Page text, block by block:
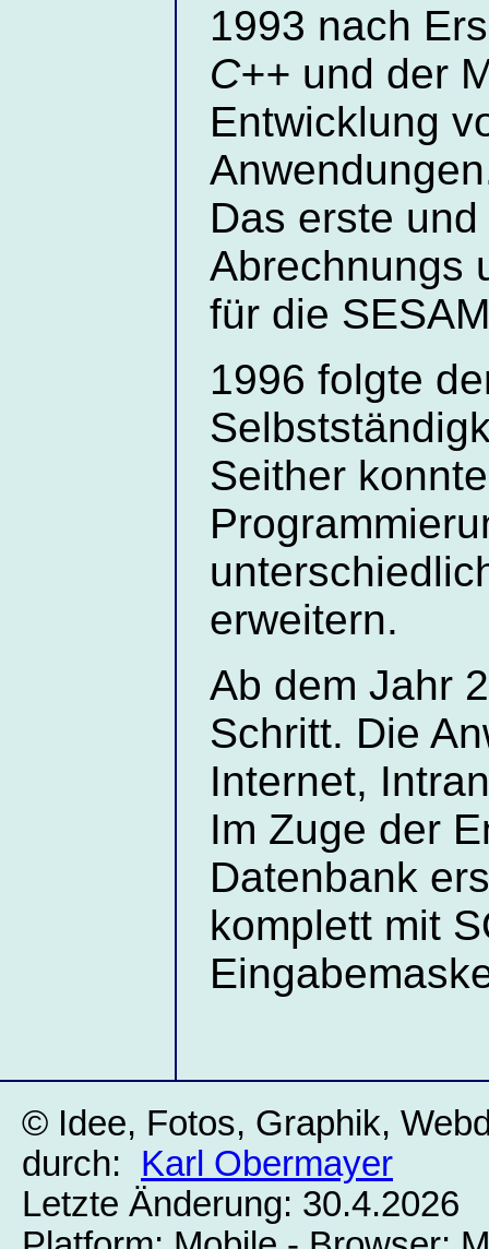
1993 nach
C++ und der
Entwicklung
Das erste
Abrechnungs
für die
1996 folgte
Seither
erweitern.
Ab dem Jahr
Schritt. Die
Internet,
Im Zuge der
Datenbank
komplett mit
© Idee, Fotos, Graphik,
durch: Karl Obermayer
Letzte Änderung: 30.4.2026